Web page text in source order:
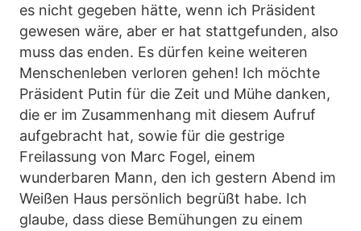
es nicht gegeben hätte, wenn ich Präsident
gewesen wäre, aber er hat stattgefunden, also
muss das enden. Es dürfen keine weiteren
Menschenleben verloren gehen! Ich möchte
Präsident Putin für die Zeit und Mühe danken,
die er im Zusammenhang mit diesem Aufruf
aufgebracht hat, sowie für die gestrige
Freilassung von Marc Fogel, einem
wunderbaren Mann, den ich gestern Abend im
Weißen Haus persönlich begrüßt habe. Ich
glaube, dass diese Bemühungen zu einem